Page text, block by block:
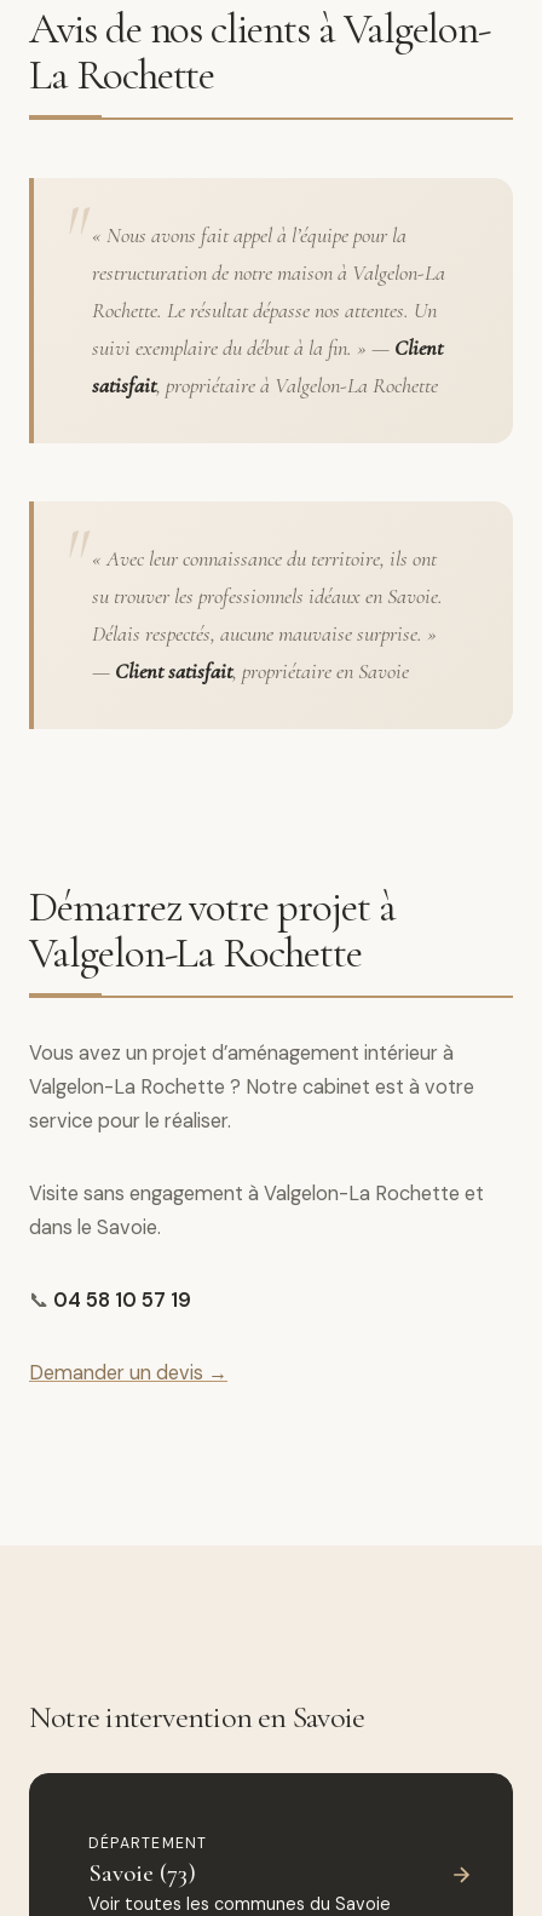
Avis de nos clients à Valgelon-
La Rochette
« Nous avons fait appel à l’équipe pour la
restructuration de notre maison à Valgelon-La
Rochette. Le résultat dépasse nos attentes. Un
suivi exemplaire du début à la fin. » — Client
satisfait, propriétaire à Valgelon-La Rochette
« Avec leur connaissance du territoire, ils ont
su trouver les professionnels idéaux en Savoie.
Délais respectés, aucune mauvaise surprise. »
— Client satisfait, propriétaire en Savoie
Démarrez votre projet à
Valgelon-La Rochette
Vous avez un projet d’aménagement intérieur à
Valgelon-La Rochette ? Notre cabinet est à votre
service pour le réaliser.
Visite sans engagement à Valgelon-La Rochette et
dans le Savoie.
📞 04 58 10 57 19
Demander un devis →
Notre intervention en Savoie
DÉPARTEMENT
Savoie (73)
Voir toutes les communes du Savoie